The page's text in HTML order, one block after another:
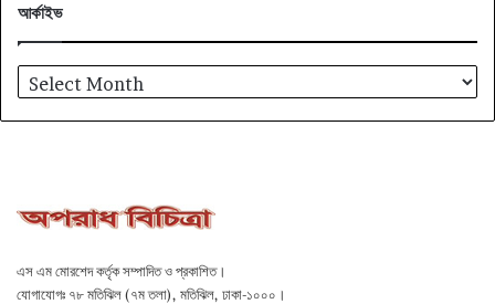
আর্কাইভ
আর্কাইভ
এস এম মোরশেদ কর্তৃক সম্পাদিত ও প্রকাশিত।
যোগাযোগঃ ৭৮ মতিঝিল (৭ম তলা), মতিঝিল, ঢাকা-১০০০।